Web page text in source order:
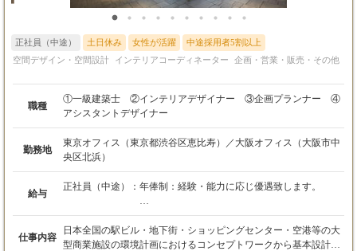
正社員（中途） 土日休み 女性が活躍
中途採用者5割以上
空間デザイン・空間設計
インテリアコーディネーター 企画・営業・販売・その他
職種
①一級建築士 ②インテリアデザイナー ③企画プランナー ④
アシスタントデザイナー
勤務地
東京オフィス（東京都渋谷区恵比寿）／大阪オフィス（大阪市中
央区北浜）
給与
正社員（中途）： 年俸制：経験・能力に応じ優遇致します。
①一級建築士
650万円-800万円
②インテリアデザイナー
仕事内容
日本全国の駅ビル・地下街・ショッピングセンター・空港等の大
型商業施設の環境計画におけるコンセプトワークから基本設計・